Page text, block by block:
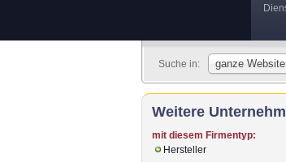
Suche in: ganze Website
Weitere
mit diesem Firmentyp:
Hersteller